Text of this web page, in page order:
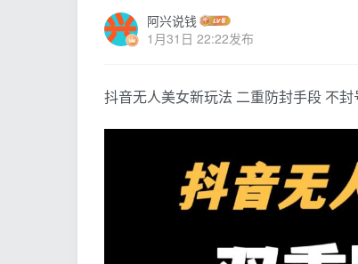
阿兴说钱
1月31日 22:22发布
抖音无人美女新玩法 二重防封手段 不封